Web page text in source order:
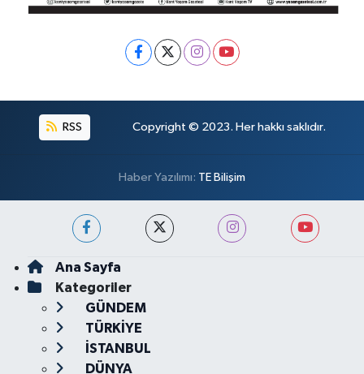
RSS Copyright © 2023. Her hakkı saklıdır.
Haber Yazılımı: TE Bilişim
Ana Sayfa
Kategoriler
GÜNDEM
TÜRKİYE
İSTANBUL
DÜNYA